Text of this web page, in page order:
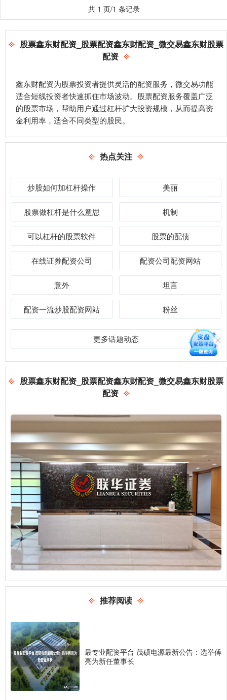
共 1 页/1 条记录
股票鑫东财配资_股票配资鑫东财配资_微交易鑫东财股票
配资
鑫东财配资为股票投资者提供灵活的配资服务，微交易功能
适合短线投资者快速抓住市场波动。股票配资服务覆盖广泛
的股票市场，帮助用户通过杠杆扩大投资规模，从而提高资
金利用率，适合不同类型的股民。
热点关注
炒股如何加杠杆操作 美丽
股票做杠杆是什么意思 机制
可以杠杆的股票软件 股票的配债
在线证券配资公司 配资公司配资网站
意外 坦言
配资一流炒股配资网站 粉丝
更多话题动态
股票鑫东财配资_股票配资鑫东财配资_微交易鑫东财股票
配资
推荐阅读
最专业配资平台 茂硕电源最新公告：选举傅
亮为新任董事长